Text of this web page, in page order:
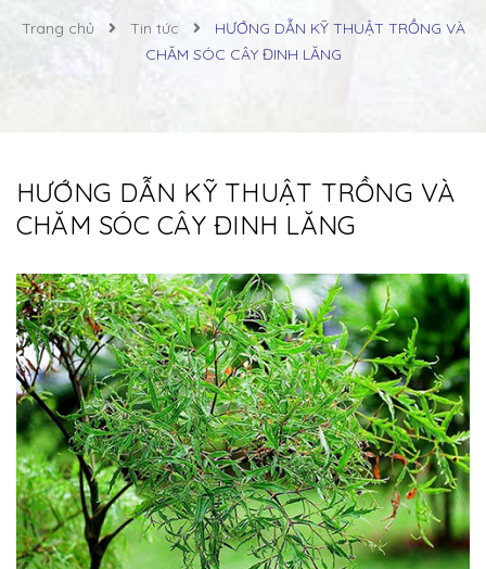
Trang chủ Tin tức
HƯỚNG DẪN KỸ THUẬT TRỒNG VÀ
CHĂM SÓC CÂY ĐINH LĂNG
HƯỚNG DẪN KỸ THUẬT TRỒNG VÀ
CHĂM SÓC CÂY ĐINH LĂNG